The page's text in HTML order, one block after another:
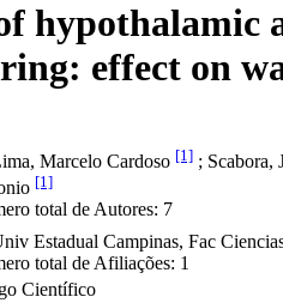
hypothalamic
effect on
Marcelo Cardoso [1] ; Scabora,
[1]
total de Autores: 7
Estadual Campinas, Fac
total de Afiliações: 1
Científico